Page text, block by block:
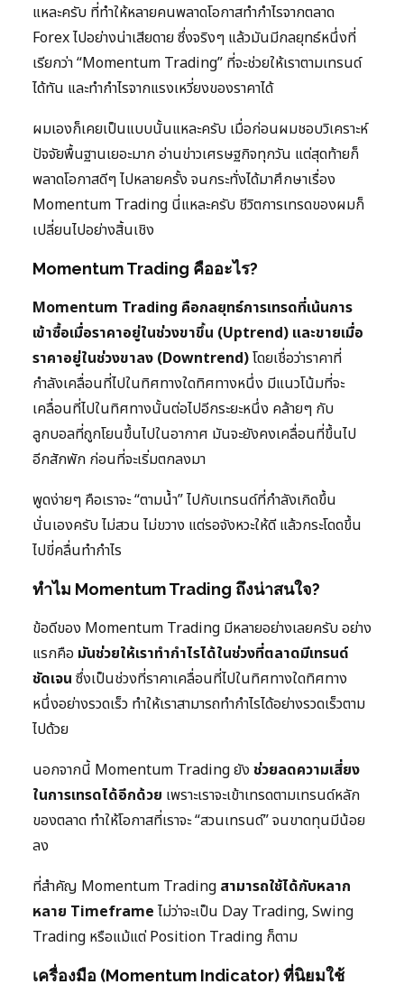
แหละครับ ที่ทำให้หลายคนพลาดโอกาสทำกำไรจากตลาด
Forex ไปอย่างน่าเสียดาย ซึ่งจริงๆ แล้วมันมีกลยุทธ์หนึ่งที่
เรียกว่า “Momentum Trading” ที่จะช่วยให้เราตามเทรนด์
ได้ทัน และทำกำไรจากแรงเหวี่ยงของราคาได้
ผมเองก็เคยเป็นแบบนั้นแหละครับ เมื่อก่อนผมชอบวิเคราะห์
ปัจจัยพื้นฐานเยอะมาก อ่านข่าวเศรษฐกิจทุกวัน แต่สุดท้ายก็
พลาดโอกาสดีๆ ไปหลายครั้ง จนกระทั่งได้มาศึกษาเรื่อง
Momentum Trading นี่แหละครับ ชีวิตการเทรดของผมก็
เปลี่ยนไปอย่างสิ้นเชิง
Momentum Trading คืออะไร?
Momentum Trading คือกลยุทธ์การเทรดที่เน้นการ
เข้าซื้อเมื่อราคาอยู่ในช่วงขาขึ้น (Uptrend) และขายเมื่อ
ราคาอยู่ในช่วงขาลง (Downtrend)โดยเชื่อว่าราคาที่
กำลังเคลื่อนที่ไปในทิศทางใดทิศทางหนึ่ง มีแนวโน้มที่จะ
เคลื่อนที่ไปในทิศทางนั้นต่อไปอีกระยะหนึ่ง คล้ายๆ กับ
ลูกบอลที่ถูกโยนขึ้นไปในอากาศ มันจะยังคงเคลื่อนที่ขึ้นไป
อีกสักพัก ก่อนที่จะเริ่มตกลงมา
พูดง่ายๆ คือเราจะ “ตามน้ำ” ไปกับเทรนด์ที่กำลังเกิดขึ้น
นั่นเองครับ ไม่สวน ไม่ขวาง แต่รอจังหวะให้ดี แล้วกระโดดขึ้น
ไปขี่คลื่นทำกำไร
ทำไม Momentum Trading ถึงน่าสนใจ?
ข้อดีของ Momentum Trading มีหลายอย่างเลยครับ อย่าง
แรกคือ มันช่วยให้เราทำกำไรได้ในช่วงที่ตลาดมีเทรนด์
ชัดเจน ซึ่งเป็นช่วงที่ราคาเคลื่อนที่ไปในทิศทางใดทิศทาง
หนึ่งอย่างรวดเร็ว ทำให้เราสามารถทำกำไรได้อย่างรวดเร็วตาม
ไปด้วย
นอกจากนี้ Momentum Trading ยัง ช่วยลดความเสี่ยง
ในการเทรดได้อีกด้วย เพราะเราจะเข้าเทรดตามเทรนด์หลัก
ของตลาด ทำให้โอกาสที่เราจะ “สวนเทรนด์” จนขาดทุนมีน้อย
ลง
ที่สำคัญ Momentum Trading สามารถใช้ได้กับหลาก
หลาย Timeframe ไม่ว่าจะเป็น Day Trading, Swing
Trading หรือแม้แต่ Position Trading ก็ตาม
เครื่องมือ (Momentum Indicator) ที่นิยมใช้